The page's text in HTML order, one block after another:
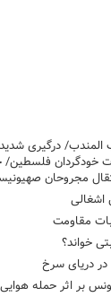
درگیری
خودگردان فلسطین/
مجروحان
اشغالی
مقاومت
خواند؟
بر اثر حمله